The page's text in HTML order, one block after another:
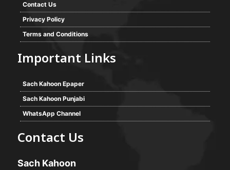
Contact Us
Privacy Policy
Terms and Conditions
Important Links
Sach Kahoon Epaper
Sach Kahoon Punjabi
WhatsApp Channel
Contact Us
Sach Kahoon